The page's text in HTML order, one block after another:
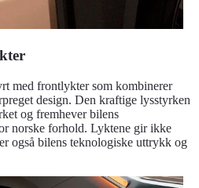
med frontlykter som kombinerer
design. Den kraftige lysstyrken
og fremhever bilens
norske forhold. Lyktene gir ikke
også bilens teknologiske uttrykk og